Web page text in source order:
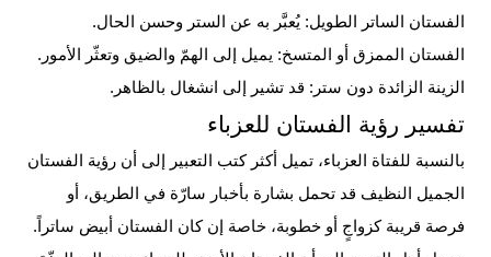
الفستان الساتر الطويل: يُعبَّر به عن الستر وحسن الحال.
الفستان الممزق أو المتسخ: يميل إلى الهمّ والضيق وتعثّر الأمور.
الزينة الزائدة دون ستر: قد تشير إلى انشغال بالظاهر.
تفسير رؤية الفستان للعزباء
بالنسبة للفتاة العزباء، تميل أكثر كتب التعبير إلى أن رؤية الفستان
الجميل النظيف قد تحمل بشارة بأخبار سارّة في الطريق، أو
فرصة قريبة كزواجٍ أو خطوبة، خاصة إن كان الفستان أبيض ساتراً.